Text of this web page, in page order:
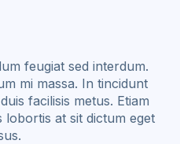
feugiat sed interdum.
mi massa. In tincidunt
facilisis metus. Etiam
lobortis at sit dictum eget